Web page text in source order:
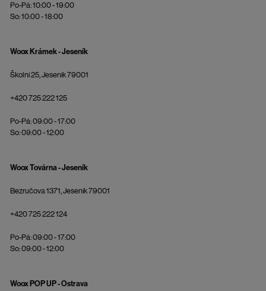
Po-Pá: 10:00 - 19:00
So: 10:00 - 18:00
Woox Krámek - Jeseník
Školní 25, Jeseník 79001
+420 725 222 125
Po-Pá: 09:00 - 17:00
So: 09:00 - 12:00
Woox Továrna - Jeseník
Bezručova 1371, Jeseník 79001
+420 725 222 124
Po-Pá: 09:00 - 17:00
So: 09:00 - 12:00
Woox POP UP - Ostrava